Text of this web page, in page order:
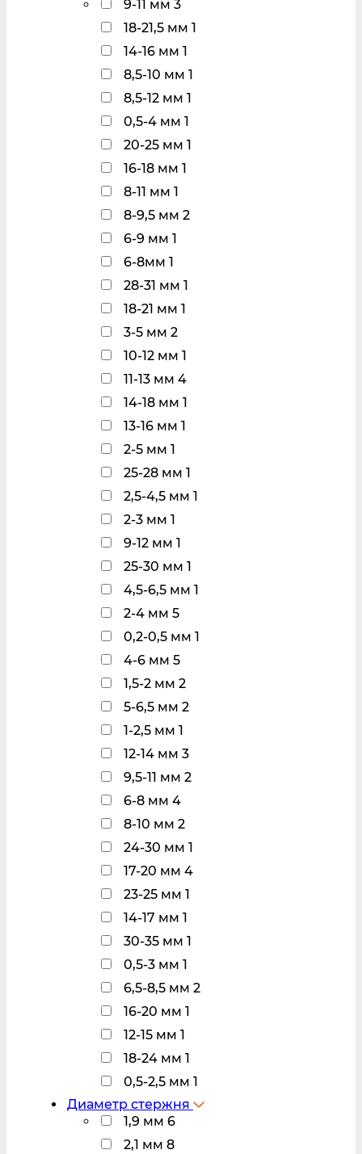
9-11 мм 3
18-21,5 мм 1
14-16 мм 1
8,5-10 мм 1
8,5-12 мм 1
0,5-4 мм 1
20-25 мм 1
16-18 мм 1
8-11 мм 1
8-9,5 мм 2
6-9 мм 1
6-8мм 1
28-31 мм 1
18-21 мм 1
3-5 мм 2
10-12 мм 1
11-13 мм 4
14-18 мм 1
13-16 мм 1
2-5 мм 1
25-28 мм 1
2,5-4,5 мм 1
2-3 мм 1
9-12 мм 1
25-30 мм 1
4,5-6,5 мм 1
2-4 мм 5
0,2-0,5 мм 1
4-6 мм 5
1,5-2 мм 2
5-6,5 мм 2
1-2,5 мм 1
12-14 мм 3
9,5-11 мм 2
6-8 мм 4
8-10 мм 2
24-30 мм 1
17-20 мм 4
23-25 мм 1
14-17 мм 1
30-35 мм 1
0,5-3 мм 1
6,5-8,5 мм 2
16-20 мм 1
12-15 мм 1
18-24 мм 1
0,5-2,5 мм 1
Диаметр стержня
1,9 мм 6
2,1 мм 8